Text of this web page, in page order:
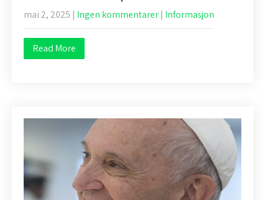
mai 2, 2025 | Ingen kommentarer | Informasjon
Read More